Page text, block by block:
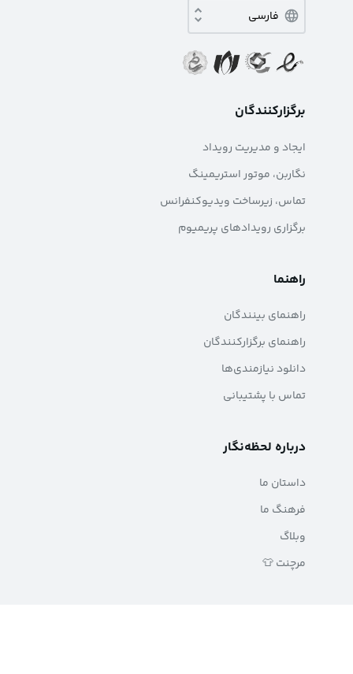
برگزارکنندگان
ایجاد و مدیریت رویداد
نگاربن، موتور استریمینگ
تماس، زیرساخت ویدیوکنفرانس
برگزاری رویدادهای پریمیوم
راهنما
راهنمای بینندگان
راهنمای برگزارکنندگان
دانلود نیازمندی‌ها
تماس با پشتیبانی
درباره لحظه‌نگار
داستان ما
فرهنگ ما
وبلاگ
مرچنت 👕